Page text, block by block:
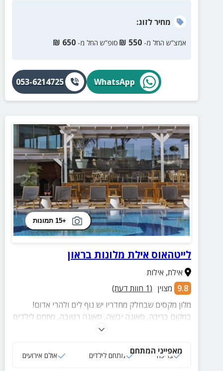
מחירלזוג:
אמצ”ש החל מ- 550
₪ סופ”ש החל מ- 650
₪
WhatsApp
053-6214725
+15 תמונות
לייטהאוס אילת מלונות בראון
אילת, אילות
9.8 מצוין (
1 חוות דעת)
מלון מקסים שבחלק מחדריו יש נוף לים ולהרי אדום!
במקום בריכה, סאונה יבשה, סאונה רטובה, מתחם לילדים
מאפייני המתחם
בריכה מתחם לילדים אולם אירועים